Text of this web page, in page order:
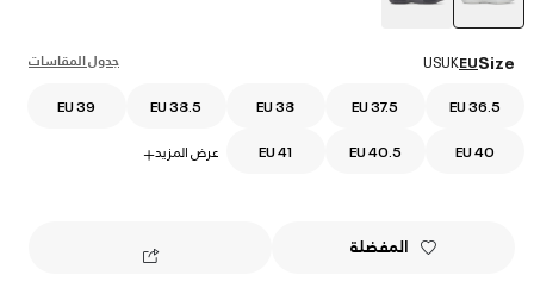
جدول المقاسات Size
EU
UK
US
EU 36.5
EU 37.5
EU 38
EU 38.5
EU 39
EU 40
EU 40.5
EU 41 عرض المزيد+
المفضلة